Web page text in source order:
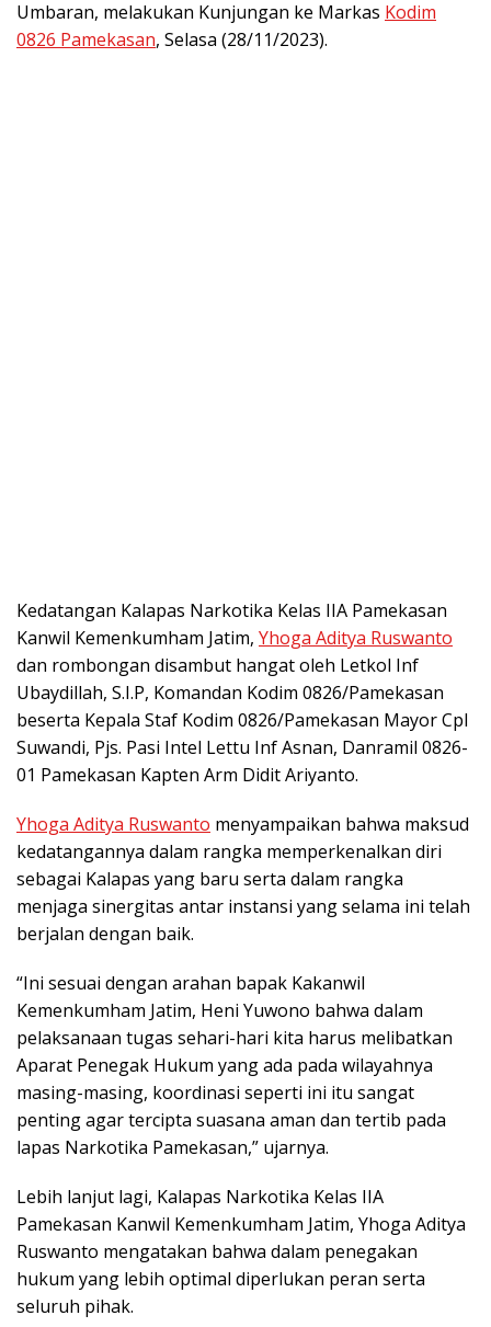
Umbaran, melakukan Kunjungan ke Markas Kodim
0826 Pamekasan, Selasa (28/11/2023).
Kedatangan Kalapas Narkotika Kelas IIA Pamekasan
Kanwil Kemenkumham Jatim, Yhoga Aditya Ruswanto
dan rombongan disambut hangat oleh Letkol Inf
Ubaydillah, S.I.P, Komandan Kodim 0826/Pamekasan
beserta Kepala Staf Kodim 0826/Pamekasan Mayor Cpl
Suwandi, Pjs. Pasi Intel Lettu Inf Asnan, Danramil 0826-
01 Pamekasan Kapten Arm Didit Ariyanto.
Yhoga Aditya Ruswanto menyampaikan bahwa maksud
kedatangannya dalam rangka memperkenalkan diri
sebagai Kalapas yang baru serta dalam rangka
menjaga sinergitas antar instansi yang selama ini telah
berjalan dengan baik.
“Ini sesuai dengan arahan bapak Kakanwil
Kemenkumham Jatim, Heni Yuwono bahwa dalam
pelaksanaan tugas sehari-hari kita harus melibatkan
Aparat Penegak Hukum yang ada pada wilayahnya
masing-masing, koordinasi seperti ini itu sangat
penting agar tercipta suasana aman dan tertib pada
lapas Narkotika Pamekasan,” ujarnya.
Lebih lanjut lagi, Kalapas Narkotika Kelas IIA
Pamekasan Kanwil Kemenkumham Jatim, Yhoga Aditya
Ruswanto mengatakan bahwa dalam penegakan
hukum yang lebih optimal diperlukan peran serta
seluruh pihak.